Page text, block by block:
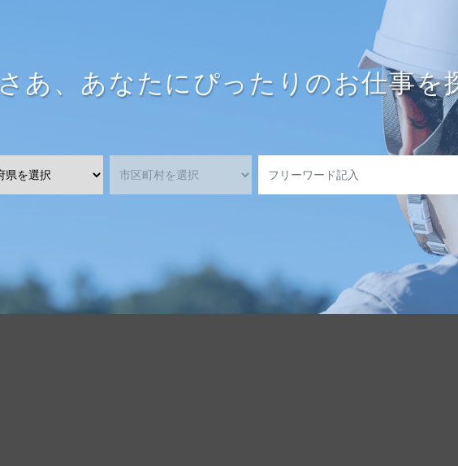
さあ、あなたにぴったりのお仕事を